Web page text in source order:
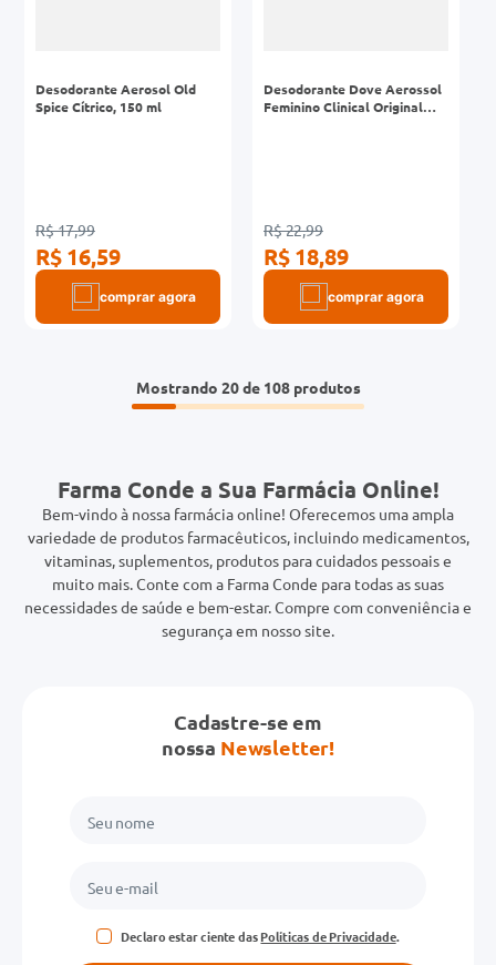
Desodorante Aerosol Old
Spice Cítrico, 150 ml
R$ 17,99
R$ 16,59
comprar agora
Desodorante Dove Aerossol
Feminino Clinical Original
R$ 22,99
R$ 18,89
comprar agora
Mostrando 20 de 108
Farma Conde a Sua Farmácia Online!
Bem-vindo à nossa farmácia online! Oferecemos uma ampla
variedade de produtos farmacêuticos, incluindo medicamentos,
vitaminas, suplementos, produtos para cuidados pessoais e
muito mais. Conte com a Farma Conde para todas as suas
necessidades de saúde e bem-estar. Compre com conveniência e
segurança em nosso site.
Cadastre-se em
nossa Newsletter!
Declaro estar ciente dasPolíticas de Privacidade.